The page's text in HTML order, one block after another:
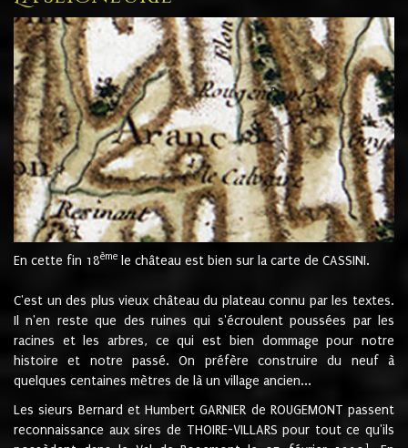
En cette fin 18ème le château est bien sur la carte de CASSINI.
C'est un des plus vieux château du plateau connu par les textes.
Il n'en reste que des ruines qui s'écroulent poussées par les
racines et les arbres, ce qui est bien dommage pour notre
histoire et notre passé. On préfère construire du neuf à
quelques centaines mètres de là un village ancien...
Les sieurs Bernard et Humbert GARNIER de ROUGEMONT passent
reconnaissance aux sires de THOIRE-VILLARS pour tout ce qu'ils